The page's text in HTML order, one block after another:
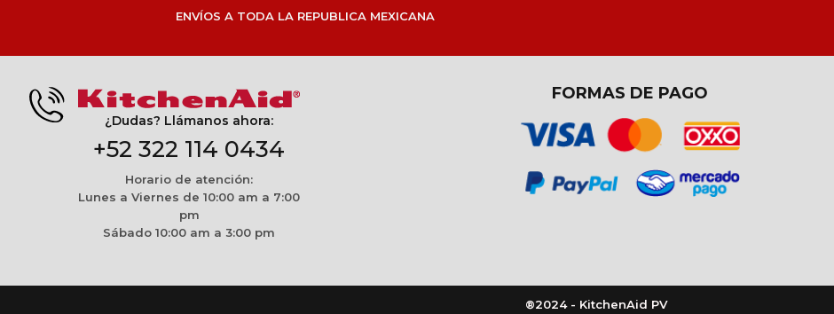
ENVÍOS A TODA LA REPUBLICA MEXICANA
¿Dudas? Llámanos ahora:
+52 322 114 0434
Horario de atención:
Lunes a Viernes de 10:00 am a 7:00
pm
Sábado 10:00 am a 3:00 pm
FORMAS DE PAGO
®2024 - KitchenAid PV